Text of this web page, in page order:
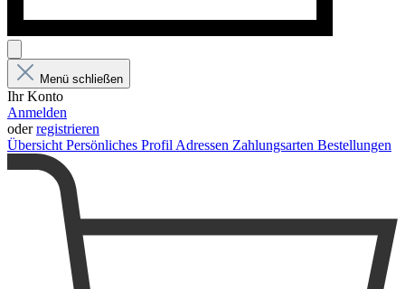
Menü schließen
Ihr Konto
Anmelden
oderregistrieren
Übersicht Persönliches Profil Adressen Zahlungsarten Bestellungen